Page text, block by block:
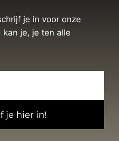
je in voor onze
je, je ten alle
je hier in!